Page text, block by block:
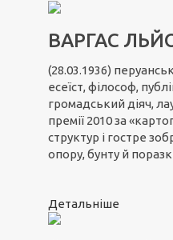
ВАРГАС
(28.03.1936)
есеїст, філософ,
громадський діяч,
премії 2010 за
структур і гостре
опору, бунту й
Детальніше